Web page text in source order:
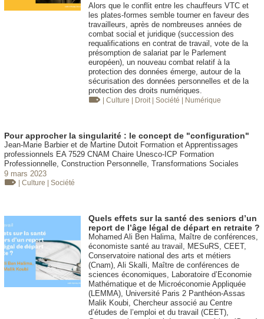
Alors que le conflit entre les chauffeurs VTC et
les plates-formes semble tourner en faveur des
travailleurs, après de nombreuses années de
combat social et juridique (succession des
requalifications en contrat de travail, vote de la
présomption de salariat par le Parlement
européen), un nouveau combat relatif à la
protection des données émerge, autour de la
sécurisation des données personnelles et de la
protection des droits numériques.
| Culture | Droit | Société | Numérique
Pour approcher la singularité : le concept de "configuration"
Jean-Marie Barbier et de Martine Dutoit Formation et Apprentissages
professionnels EA 7529 CNAM Chaire Unesco-ICP Formation
Professionnelle, Construction Personnelle, Transformations Sociales
9 mars 2023
| Culture | Société
Quels effets sur la santé des seniors d’un
report de l’âge légal de départ en retraite ?
Mohamed Ali Ben Halima, Maître de conférences,
économiste santé au travail, MESuRS, CEET,
Conservatoire national des arts et métiers
(Cnam), Ali Skalli, Maître de conférences de
sciences économiques, Laboratoire d’Economie
Mathématique et de Microéconomie Appliquée
(LEMMA), Université Paris 2 Panthéon-Assas
Malik Koubi, Chercheur associé au Centre
d’études de l’emploi et du travail (CEET),